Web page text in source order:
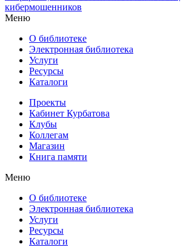
кибермошенников
Меню
О библиотеке
Электронная библиотека
Услуги
Ресурсы
Каталоги
Проекты
Кабинет Курбатова
Клубы
Коллегам
Магазин
Книга памяти
Меню
О библиотеке
Электронная библиотека
Услуги
Ресурсы
Каталоги